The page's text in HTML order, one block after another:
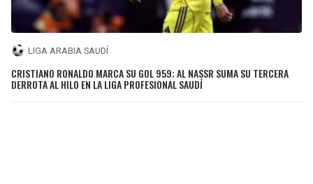
LIGA ARABIA SAUDÍ
CRISTIANO RONALDO MARCA SU GOL 959; AL NASSR SUMA SU TERCERA
DERROTA AL HILO EN LA LIGA PROFESIONAL SAUDÍ